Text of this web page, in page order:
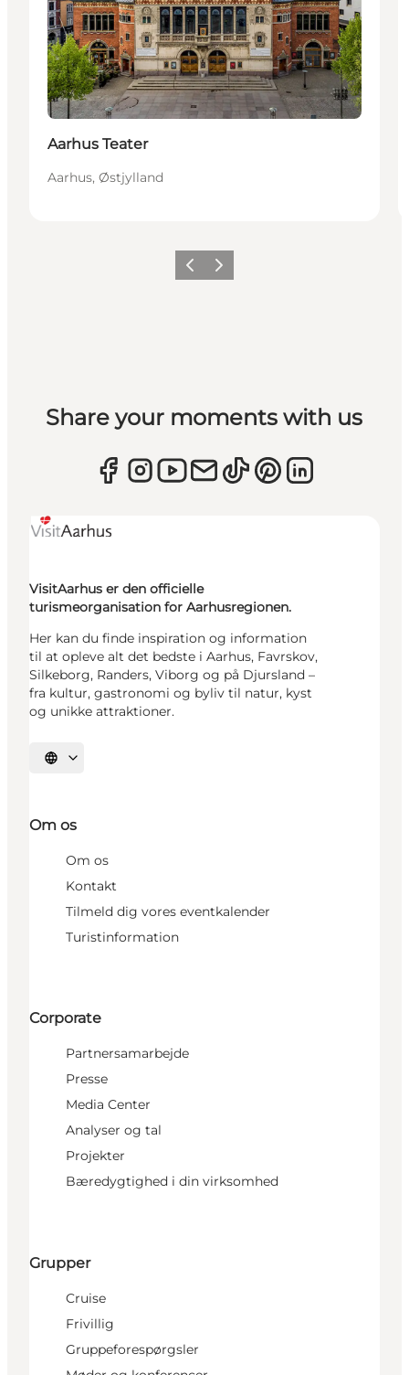
Aarhus Teater
Aarhus, Østjylland
ForrigeNæste
Share your moments with us
VisitAarhus er den officielle
turismeorganisation for Aarhusregionen.
Her kan du finde inspiration og information
til at opleve alt det bedste i Aarhus, Favrskov,
Silkeborg, Randers, Viborg og på Djursland –
fra kultur, gastronomi og byliv til natur, kyst
og unikke attraktioner.
Vælg sprog
Om os
Om os
Kontakt
Tilmeld dig vores eventkalender
Turistinformation
Corporate
Partnersamarbejde
Presse
Media Center
Analyser og tal
Projekter
Bæredygtighed i din virksomhed
Grupper
Cruise
Frivillig
Gruppeforespørgsler